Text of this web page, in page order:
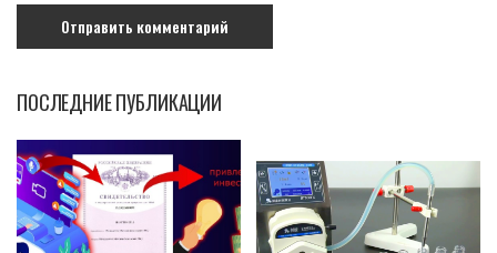
ПОСЛЕДНИЕ ПУБЛИКАЦИИ